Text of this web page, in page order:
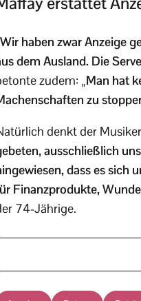
haben zwar Anzeige
dem Ausland. Die
zudem: „Man hat
zu
denkt der
ausschließlich
dass es sich
Finanzprodukte,
74-Jährige.